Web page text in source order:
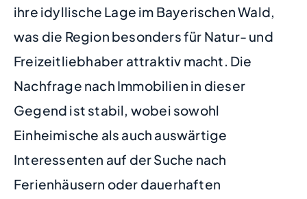
ihre idyllische Lage im Bayerischen Wald,
was die Region besonders für Natur- und
Freizeitliebhaber attraktiv macht. Die
Nachfrage nach Immobilien in dieser
Gegend ist stabil, wobei sowohl
Einheimische als auch auswärtige
Interessenten auf der Suche nach
Ferienhäusern oder dauerhaften